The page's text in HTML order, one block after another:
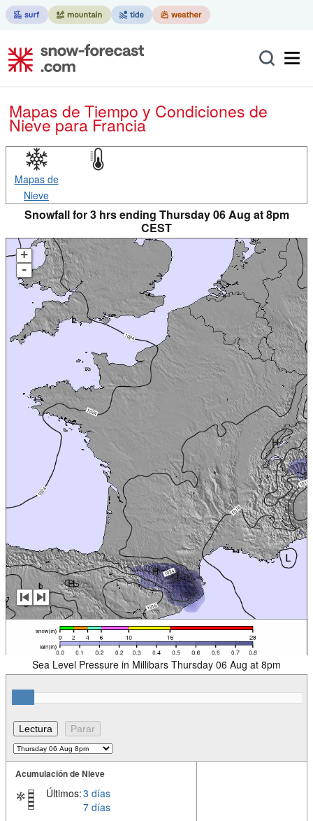
Mapas de Tiempo y Condiciones de
Nievepara Francia
Mapas de
Nieve
Snowfall for 3 hrs ending Thursday 06 Aug at 8pm
CEST
+
-
Sea Level Pressure in Millibars Thursday 06 Aug at 8pm
Acumulación de Nieve
Últimos:3 días
7 días